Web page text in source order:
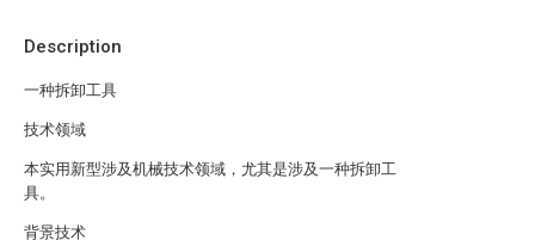
Description
一种拆卸工具
技术领域
本实用新型涉及机械技术领域，尤其是涉及一种拆卸工
具。
背景技术